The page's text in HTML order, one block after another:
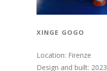
xinge gogo
Location: Firenze
Design and built: 2023